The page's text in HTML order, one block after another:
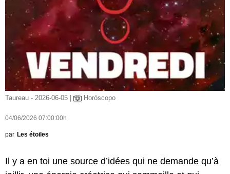
Taureau - 2026-06-05 | Horóscopo
04/06/2026 07:00:00h
par Les étoiles
Il y a en toi une source d’idées qui ne demande qu’à